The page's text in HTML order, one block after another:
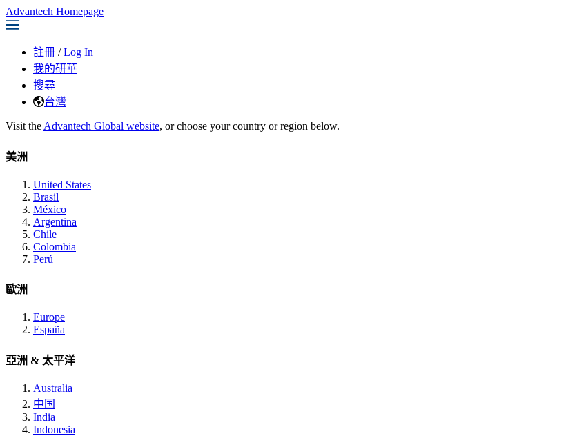
Advantech Homepage
註冊 / Log In
我的研華
搜尋
台灣
Visit the Advantech Global website, or choose your country or region below.
美洲
United States
Brasil
México
Argentina
Chile
Colombia
Perú
歐洲
Europe
España
亞洲 & 太平洋
Australia
中国
India
Indonesia